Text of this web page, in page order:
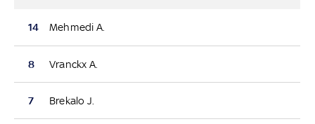
14 Mehmedi A.
8 Vranckx A.
7 Brekalo J.